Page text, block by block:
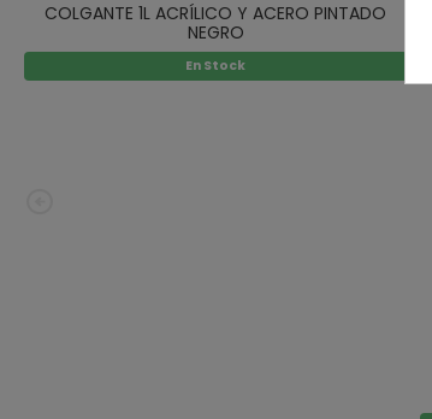
COLGANTE 1L ACRÍLICO Y ACERO PINTADO
NEGRO
En Stock